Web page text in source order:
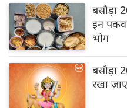
बसौड़ा
इन
भोग
बसौड़ा
रखा